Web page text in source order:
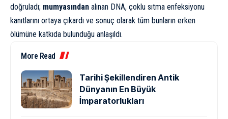
doğruladı; mumyasından alınan DNA, çoklu sıtma enfeksiyonu
kanıtlarını ortaya çıkardı ve sonuç olarak tüm bunların erken
ölümüne katkıda bulunduğu anlaşıldı.
More Read
Tarihi Şekillendiren Antik
Dünyanın En Büyük
İmparatorlukları